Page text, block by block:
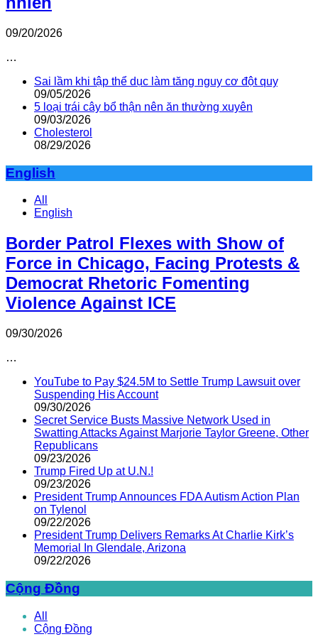
09/20/2026
…
Sai lầm khi tập thể dục làm tăng nguy cơ đột quỵ
09/05/2026
5 loại trái cây bổ thận nên ăn thường xuyên
09/03/2026
Cholesterol
08/29/2026
English
All
English
Border Patrol Flexes with Show of
Force in Chicago, Facing Protests &
Democrat Rhetoric Fomenting
Violence Against ICE
09/30/2026
…
YouTube to Pay $24.5M to Settle Trump Lawsuit over
Suspending His Account
09/30/2026
Secret Service Busts Massive Network Used in
Swatting Attacks Against Marjorie Taylor Greene, Other
Republicans
09/23/2026
Trump Fired Up at U.N.!
09/23/2026
President Trump Announces FDA Autism Action Plan
on Tylenol
09/22/2026
President Trump Delivers Remarks At Charlie Kirk’s
Memorial In Glendale, Arizona
09/22/2026
Cộng Đồng
All
Cộng Đồng